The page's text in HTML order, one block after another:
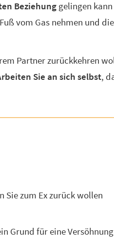
Beziehunggelingen kann
vom Gas nehmen und
Partner zurückkehren
Sie an sich selbst,
Sie zum Ex zurück wollen
Grund für eine